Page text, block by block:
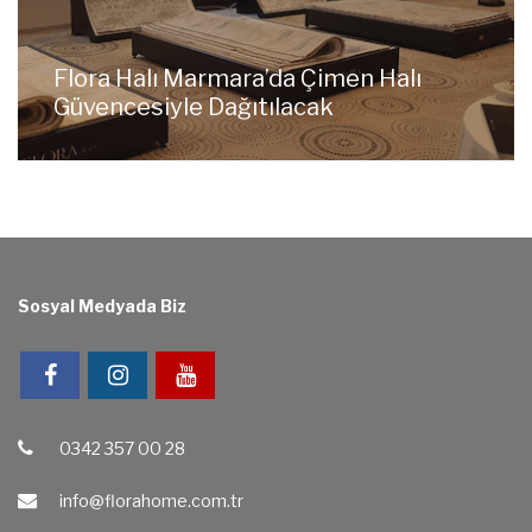
Flora Halı Marmara’da Çimen Halı
Güvencesiyle Dağıtılacak
Sosyal Medyada Biz
0342 357 00 28
info@florahome.com.tr